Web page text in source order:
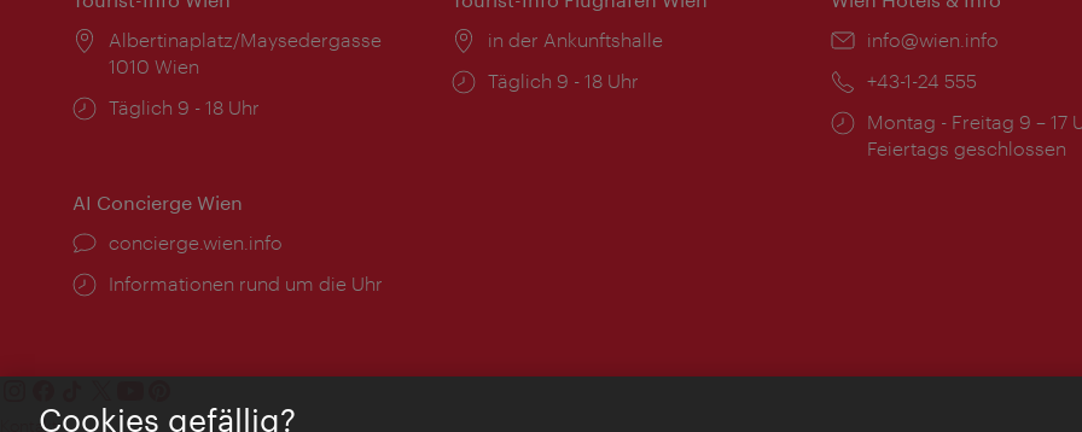
Ort:
Albertinaplatz/Maysedergasse
1010 Wien
Öffnungszeiten:
Täglich 9 - 18 Uhr
Ort:
in der Ankunftshalle
Öffnungszeiten:
Täglich 9 - 18 Uhr
Email:
info@wien.info
Telefon:
+43-1-24 555
Öffnungszeiten:
Montag - Freitag 9 – 17
Feiertags geschlossen
AI Concierge Wien
Ort:
concierge.wien.info
Öffnungszeiten:
Informationen rund um die Uhr
KontaktCookies gefällig?